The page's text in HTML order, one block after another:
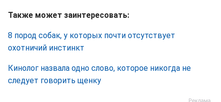
Также может заинтересовать:
8 пород собак, у которых почти отсутствует
охотничий инстинкт
Кинолог назвала одно слово, которое никогда не
следует говорить щенку